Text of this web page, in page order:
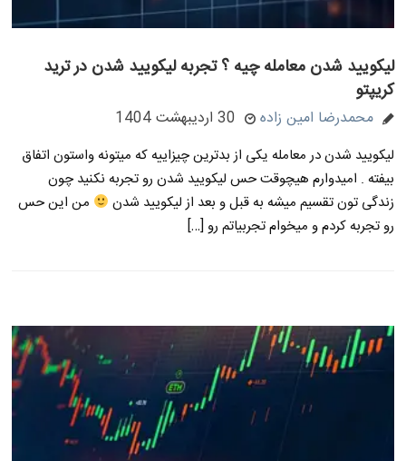
لیکویید شدن معامله چیه ؟ تجربه لیکویید شدن در ترید
کریپتو
محمدرضا امین زاده 30 اردیبهشت 1404
لیکویید شدن در معامله یکی از بدترین چیزاییه که میتونه واستون اتفاق
بیفته . امیدوارم هیچوقت حس لیکویید شدن رو تجربه نکنید چون
زندگی تون تقسیم میشه به قبل و بعد از لیکویید شدن
من این حس
رو تجربه کردم و میخوام تجربیاتم رو […]